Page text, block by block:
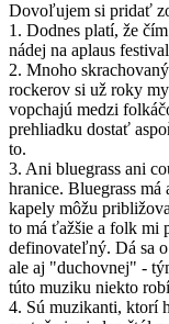
Dovoľujem si pridať
1. Dodnes platí, že
nádej na aplaus
2. Mnoho
rockerov si už roky
vopchajú medzi
prehliadku dostať
to.
3. Ani bluegrass ani
hranice. Bluegrass
kapely môžu
to má ťažšie a folk mi
definovateľný. Dá sa
ale aj "duchovnej" -
túto muziku niekto
4. Sú muzikanti, ktorí